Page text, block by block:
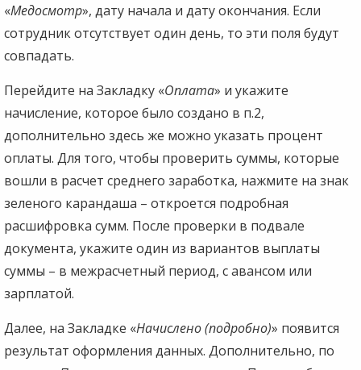
«Медосмотр», дату начала и дату окончания. Если
сотрудник отсутствует один день, то эти поля будут
совпадать.
Перейдите на Закладку «Оплата» и укажите
начисление, которое было создано в п.2,
дополнительно здесь же можно указать процент
оплаты. Для того, чтобы проверить суммы, которые
вошли в расчет среднего заработка, нажмите на знак
зеленого карандаша – откроется подробная
расшифровка сумм. После проверки в подвале
документа, укажите один из вариантов выплаты
суммы – в межрасчетный период, с авансом или
зарплатой.
Далее, на Закладке «Начислено (подробно)» появится
результат оформления данных. Дополнительно, по